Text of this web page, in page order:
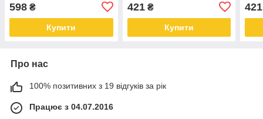
598 ₴
Купити
421₴
Купити
421
Про нас
100% позитивних з 19 відгуків за рік
Працює з 04.07.2016